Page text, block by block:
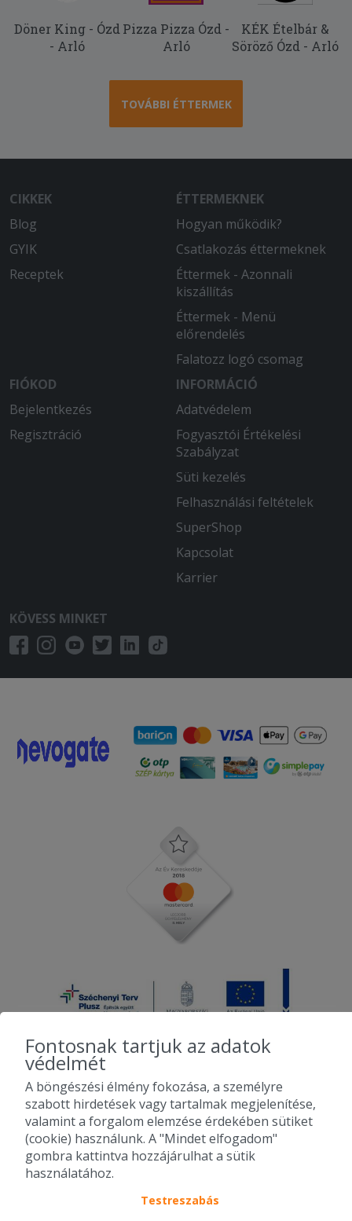
Döner King - Ózd
- Arló
Pizza Pizza Ózd -
Arló
KÉK Ételbár &
Söröző Ózd - Arló
TOVÁBBI ÉTTERMEK
CIKKEK
Blog
GYIK
Receptek
ÉTTERMEKNEK
Hogyan működik?
Csatlakozás éttermeknek
Éttermek - Azonnali
kiszállítás
Éttermek - Menü
előrendelés
Falatozz logó csomag
FIÓKOD
Bejelentkezés
Regisztráció
INFORMÁCIÓ
Adatvédelem
Fogyasztói Értékelési
Szabályzat
Süti kezelés
Felhasználási feltételek
SuperShop
Kapcsolat
Karrier
KÖVESS MINKET
2010-2026 Copyright - Falatozz.hu - Diston-line Kft.
Pizza, gyros, hamburger, menük kedvező áron, egy helyen az összes
étterem ajánlata.
Fontosnak tartjuk az adatok
védelmét
A böngészési élmény fokozása, a személyre
szabott hirdetések vagy tartalmak megjelenítése,
valamint a forgalom elemzése érdekében sütiket
(cookie) használunk. A "Mindet elfogadom"
gombra kattintva hozzájárulhat a sütik
használatához.
Testreszabás